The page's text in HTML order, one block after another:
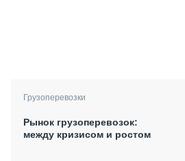
Грузоперевозки
Рынок грузоперевозок:
между кризисом и ростом